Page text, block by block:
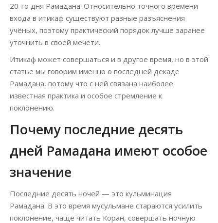
20-го дня Рамадана. Относительно точного времени
входа в итикаф существуют разные разъяснения
учёных, поэтому практический порядок лучше заранее
уточнить в своей мечети.
Итикаф может совершаться и в другое время, но в этой
статье мы говорим именно о последней декаде
Рамадана, потому что с ней связана наиболее
известная практика и особое стремление к
поклонению.
Почему последние десять
дней Рамадана имеют особое
значение
Последние десять ночей — это кульминация
Рамадана. В это время мусульмане стараются усилить
поклонение, чаще читать Коран, совершать ночную